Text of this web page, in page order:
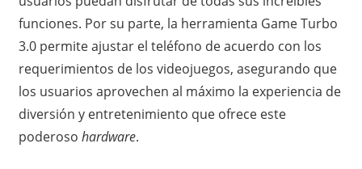
funciones. Por su parte, la herramienta Game Turbo
3.0 permite ajustar el teléfono de acuerdo con los
requerimientos de los videojuegos, asegurando que
los usuarios aprovechen al máximo la experiencia de
diversión y entretenimiento que ofrece este
poderoso hardware.